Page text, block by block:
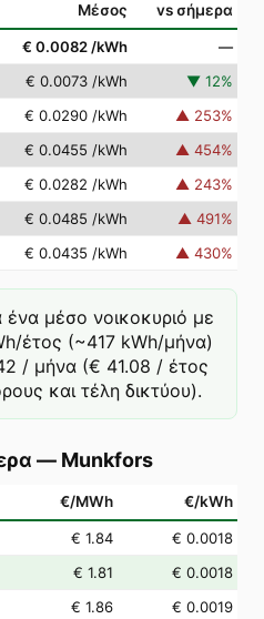
Μέσος vs σήμερα
€ 0.0082 /kWh
—
€ 0.0073 /kWh ▼ 12%
€ 0.0290 /kWh ▲ 253%
€ 0.0455 /kWh ▲ 454%
€ 0.0282 /kWh ▲ 243%
€ 0.0485 /kWh ▲ 491%
€ 0.0435 /kWh ▲ 430%
ένα μέσο νοικοκυριό με
έτος (~417 kWh/μήνα)
/ μήνα (€ 41.08 / έτος
και τέλη δικτύου).
— Munkfors
€/MWh €/kWh
€ 1.84
€ 0.0018
€ 1.81
€ 0.0018
€ 1.86
€ 0.0019